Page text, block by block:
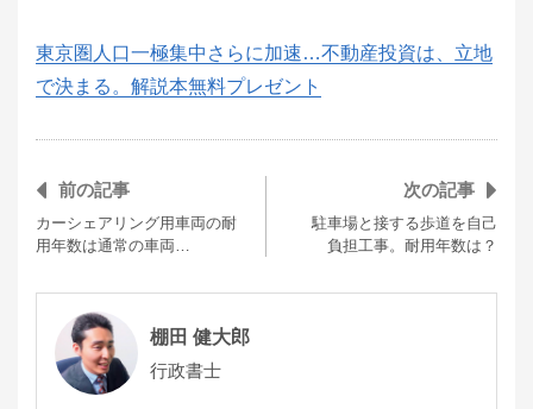
東京圏人口一極集中さらに加速…不動産投資は、立地
で決まる。解説本無料プレゼント
前の記事
カーシェアリング用車両の耐
用年数は通常の車両…
次の記事
駐車場と接する歩道を自己
負担工事。耐用年数は？
棚田 健大郎
行政書士